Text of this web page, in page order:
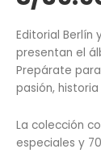
Editorial Berlín
presentan el
Prepárate
pasión,
La colección
especiales y